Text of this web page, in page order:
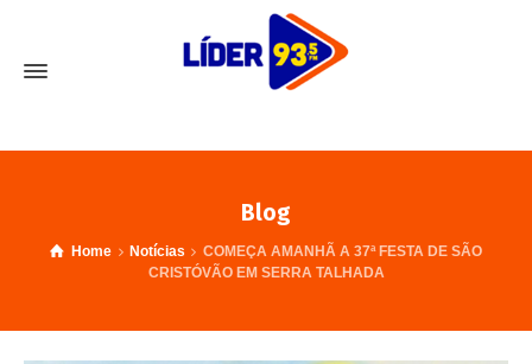
Blog
Home Notícias
COMEÇA AMANHÃ A 37ª FESTA DE SÃO
CRISTÓVÃO EM SERRA TALHADA